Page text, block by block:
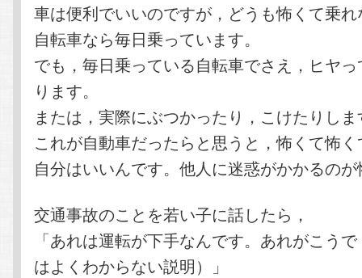
動
車は便利でいいのですが，どうも怖くて乗
自転車なら毎日乗っています。
でも，毎日乗っている自転車でさえ，ヒヤ
ります。
または，実際にぶつかったり，こけたりし
これが自動車だったらと思うと，怖くて怖
自分はいいんです。他人に迷惑がかかるの
交通事故のことを若い子に話したら，
「あれは運転が下手なんです。あれがこう
はよくわからない説明）」